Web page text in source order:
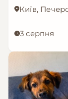
Київ,
3 серпня